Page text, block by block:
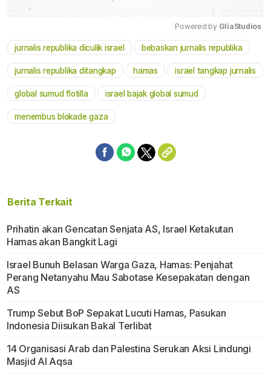
Mute
Powered by GliaStudios
jurnalis republika diculik israel bebaskan jurnalis republika
jurnalis republika ditangkap hamas israel tangkap jurnalis
global sumud flotilla israel bajak global sumud
menembus blokade gaza
Berita Terkait
Prihatin akan Gencatan Senjata AS, Israel Ketakutan
Hamas akan Bangkit Lagi
Israel Bunuh Belasan Warga Gaza, Hamas: Penjahat
Perang Netanyahu Mau Sabotase Kesepakatan dengan
AS
Trump Sebut BoP Sepakat Lucuti Hamas, Pasukan
Indonesia Diisukan Bakal Terlibat
14 Organisasi Arab dan Palestina Serukan Aksi Lindungi
Masjid Al Aqsa